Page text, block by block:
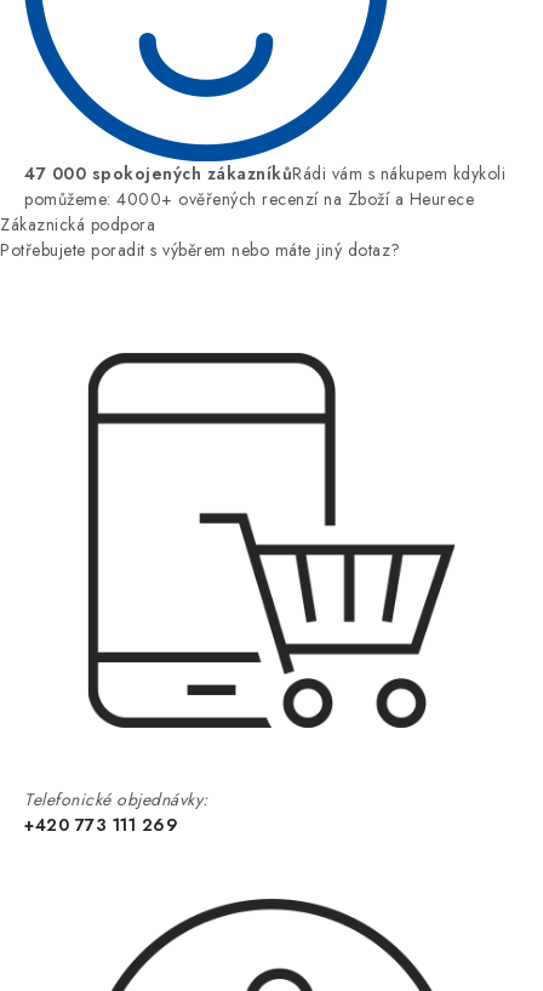
47 000 spokojených zákazníkůRádi vám s nákupem kdykoli
pomůžeme: 4000+ ověřených recenzí na Zboží a Heurece
Zákaznická podpora
Potřebujete poradit s výběrem nebo máte jiný dotaz?
Telefonické objednávky:
+420 773 111 269